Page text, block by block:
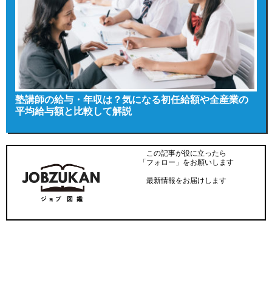
塾講師の給与・年収は？気になる初任給額や全産業の
平均給与額と比較して解説
この記事が役に立ったら
「フォロー」をお願いします
最新情報をお届けします